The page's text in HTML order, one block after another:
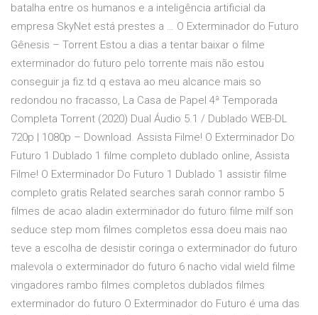
batalha entre os humanos e a inteligência artificial da
empresa SkyNet está prestes a … O Exterminador do Futuro
Gênesis – Torrent Estou a dias a tentar baixar o filme
exterminador do futuro pelo torrente mais não estou
conseguir ja fiz td q estava ao meu alcance mais so
redondou no fracasso, La Casa de Papel 4ª Temporada
Completa Torrent (2020) Dual Áudio 5.1 / Dublado WEB-DL
720p | 1080p – Download. Assista Filme! O Exterminador Do
Futuro 1 Dublado 1 filme completo dublado online, Assista
Filme! O Exterminador Do Futuro 1 Dublado 1 assistir filme
completo gratis Related searches sarah connor rambo 5
filmes de acao aladin exterminador do futuro filme milf son
seduce step mom filmes completos essa doeu mais nao
teve a escolha de desistir coringa o exterminador do futuro
malevola o exterminador do futuro 6 nacho vidal wield filme
vingadores rambo filmes completos dublados filmes
exterminador do futuro O Exterminador do Futuro é uma das